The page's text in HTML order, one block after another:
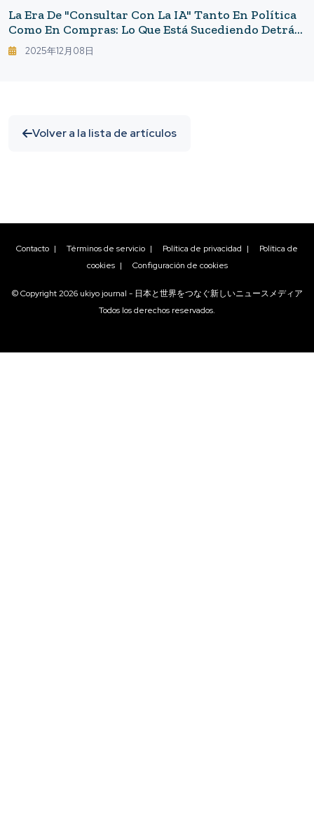
La Era De "consultar Con La IA" Tanto En Política
Como En Compras: Lo Que Está Sucediendo Detrás
De Los Chatbots Persuasivos
2025年12月08日
Volver a la lista de artículos
Contacto | Términos de servicio | Política de privacidad | Política de
cookies | Configuración de cookies
© Copyright2026 ukiyo journal - 日本と世界をつなぐ新しいニュースメディア
Todos los derechos reservados.